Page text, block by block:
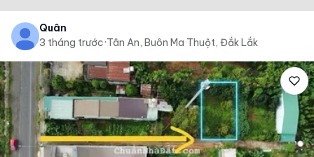
Quân
3 tháng trước·Tân An, Buôn Ma Thuột, Đắk Lắk